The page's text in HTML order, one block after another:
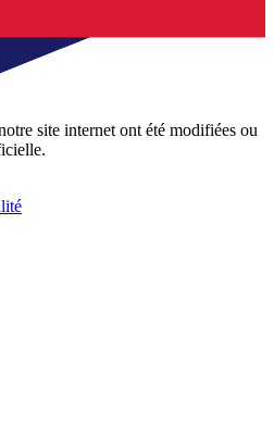
site internet ont été modifiées ou